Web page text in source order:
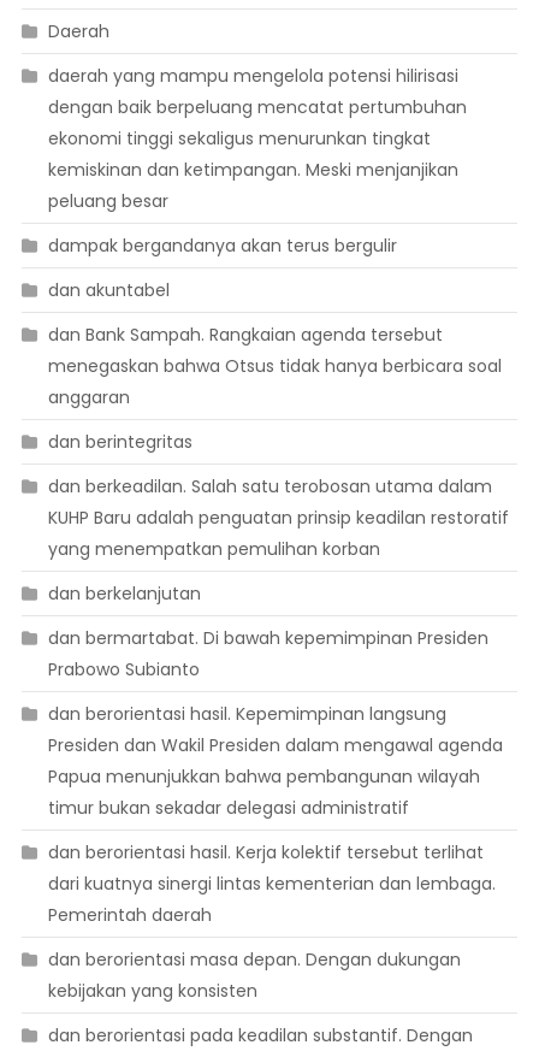
Daerah
daerah yang mampu mengelola potensi hilirisasi
dengan baik berpeluang mencatat pertumbuhan
ekonomi tinggi sekaligus menurunkan tingkat
kemiskinan dan ketimpangan. Meski menjanjikan
peluang besar
dampak bergandanya akan terus bergulir
dan akuntabel
dan Bank Sampah. Rangkaian agenda tersebut
menegaskan bahwa Otsus tidak hanya berbicara soal
anggaran
dan berintegritas
dan berkeadilan. Salah satu terobosan utama dalam
KUHP Baru adalah penguatan prinsip keadilan restoratif
yang menempatkan pemulihan korban
dan berkelanjutan
dan bermartabat. Di bawah kepemimpinan Presiden
Prabowo Subianto
dan berorientasi hasil. Kepemimpinan langsung
Presiden dan Wakil Presiden dalam mengawal agenda
Papua menunjukkan bahwa pembangunan wilayah
timur bukan sekadar delegasi administratif
dan berorientasi hasil. Kerja kolektif tersebut terlihat
dari kuatnya sinergi lintas kementerian dan lembaga.
Pemerintah daerah
dan berorientasi masa depan. Dengan dukungan
kebijakan yang konsisten
dan berorientasi pada keadilan substantif. Dengan